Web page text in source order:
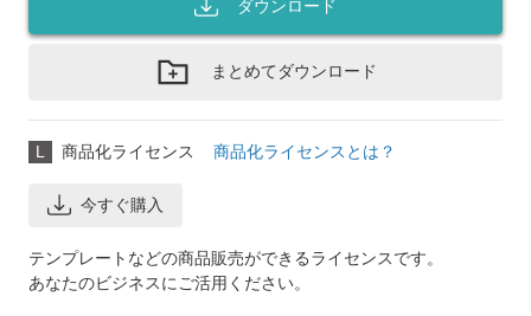
ダウンロード
まとめてダウンロード
L 商品化ライセンス 商品化ライセンスとは？
今すぐ購入
テンプレートなどの商品販売ができるライセンスです。
あなたのビジネスにご活用ください。